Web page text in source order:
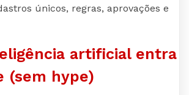
únicos, regras, aprovações e
artificial entra
(sem hype)